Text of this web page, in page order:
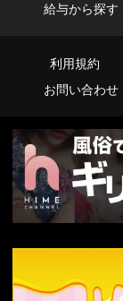
給与から探す
利用規約
お問い合わせ